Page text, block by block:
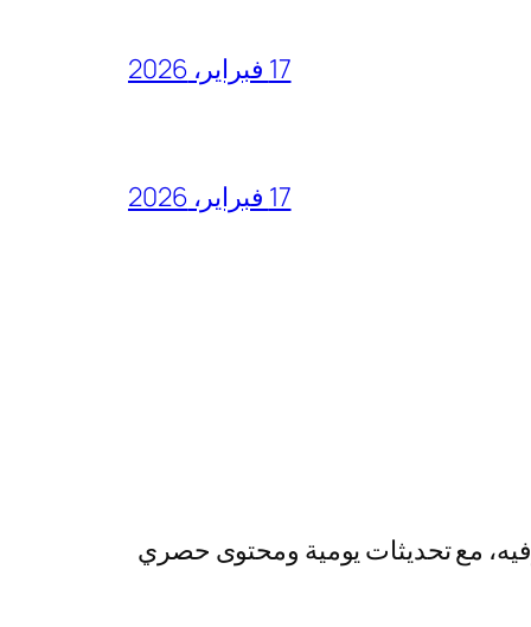
17 فبراير، 2026
17 فبراير، 2026
مع تحديثات يومية ومحتوى حصري